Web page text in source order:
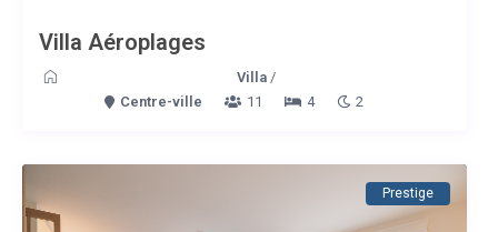
Villa Aéroplages
Villa/
Centre-ville
11 4 2
Prestige